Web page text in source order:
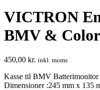
VICTRON
BMV &
450,00 kr. inkl. moms
Kasse til BMV
Dimensioner :245 mm x 135